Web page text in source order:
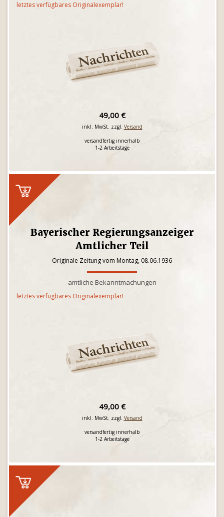
letztes verfügbares Originalexemplar!
49,00 €
inkl. MwSt. zzgl. Versand
versandfertig innerhalb
1-2 Arbeitstage
Bayerischer Regierungsanzeiger
Amtlicher Teil
Originale Zeitung vom Montag, 08.06.1936
amtliche Bekanntmachungen
letztes verfügbares Originalexemplar!
49,00 €
inkl. MwSt. zzgl. Versand
versandfertig innerhalb
1-2 Arbeitstage